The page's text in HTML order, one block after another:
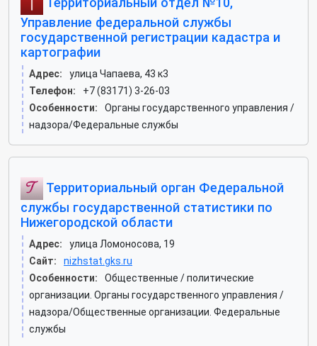
Управление федеральной службы
государственной регистрации кадастра и
картографии
Адрес:
улица Чапаева, 43 к3
Телефон:
+7 (83171) 3-26-03
Особенности:
Органы государственного управления /
надзора/Федеральные службы
Территориальный орган Федеральной
службы государственной статистики по
Нижегородской области
Адрес:
улица Ломоносова, 19
Сайт:
nizhstat.gks.ru
Особенности:
Общественные / политические
организации. Органы государственного управления /
надзора/Общественные организации. Федеральные
службы